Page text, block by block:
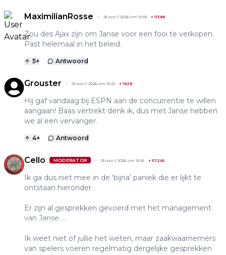
MaximilianRosse 25 april 2026 om 15:55 +11388
Zou des Ajax zijn om Janse voor een fooi te verkopen.
Past helemaal in het beleid.
5+ Antwoord
Grouster 25 april 2026 om 15:22 +1828
Hij gaf vandaag bij ESPN aan de concurrentie te willen
aangaan! Baas vertrekt denk ik, dus met Janse hebben
we al een vervanger.
4+ Antwoord
Cello MODERATOR 25 april 2026 om 15:16 +57265
Ik ga dus niet mee in de 'bijna' paniek die er lijkt te
ontstaan hieronder.
Er zijn al gesprekken gevoerd met het management
van Janse.....
Ik weet niet of jullie het weten, maar zaakwaarnemers
van spelers voeren regelmatig dergelijke gesprekken